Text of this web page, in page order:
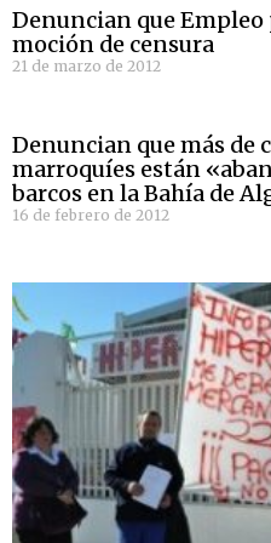
Denuncian que
moción de censura
21 de marzo de 2012
Denuncian que más de
marroquíes están
barcos en la Bahía de
16 de febrero de 2012